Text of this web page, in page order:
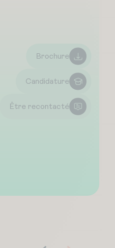
Brochure
Candidature
Être recontacté